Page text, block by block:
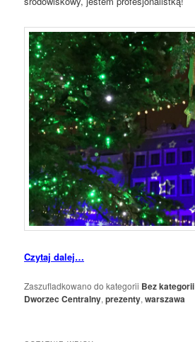
Czytaj dalej…
Zaszufladkowano do kategorii Bez kategorii
Dworzec Centralny,prezenty,warszawa